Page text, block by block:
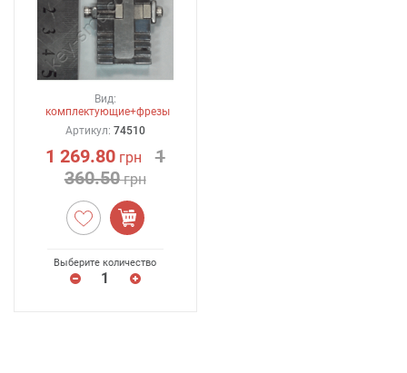
Вид:
комплектующие+фрезы
Артикул: 74510
1 269.80грн
1
360.50грн
Выберите количество